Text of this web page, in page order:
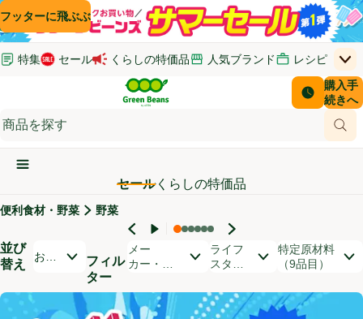
コンテンツに飛ぶ
検索に飛ぶ
フッターに飛ぶ
特集 セール くらしの特価品 人気ブランド レシピ
はじめてのお買い物ガイド
(新しいウィンドウで開く) (新しいウィンドウで開く)
サポート・ヘルプ・お問い合わせ
(新しいウィンドウで開く)
上
Green Beans
商
配送日時
購入手
続きへ
お客さ
￥0
メインメニュ―ボタン
セールくらしの特価品
セール対象商品
便利食材・野菜 野菜
並び
替え
開いて並び替えオプションのリストを見る
おす
フィル
ター
メー
カー・ブ
ライフ
スタイ
特定原材料
（9品目）